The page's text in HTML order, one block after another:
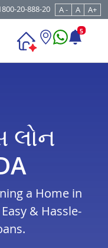
20-888-20 A - A A+
5
લોન
a Home in
& Hassle-